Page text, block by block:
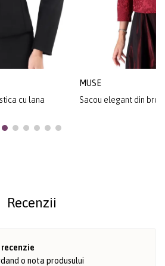
cu lana
MUSE
Sacou elegant din
Recenzii
recenzie
o nota produsului